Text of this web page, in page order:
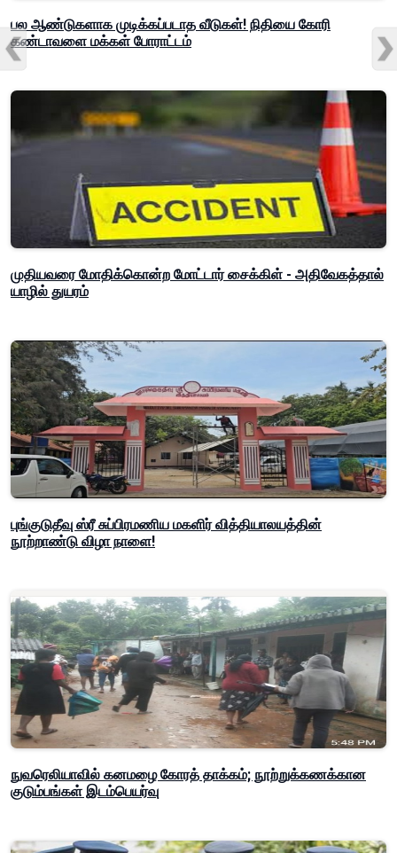
பல ஆண்டுகளாக முடிக்கப்படாத வீடுகள்! நிதியை கோரி
கண்டாவளை மக்கள் போராட்டம்
முதியவரை மோதிக்கொன்ற மோட்டார் சைக்கிள் - அதிவேகத்தால்
யாழில் துயரம்
புங்குடுதீவு ஸ்ரீ சுப்பிரமணிய மகளிர் வித்தியாலயத்தின்
நூற்றாண்டு விழா நாளை!
நுவரெலியாவில் கனமழை கோரத் தாக்கம்; நூற்றுக்கணக்கான
குடும்பங்கள் இடம்பெயர்வு